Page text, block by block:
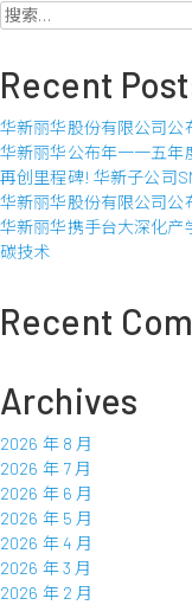
导
航
搜
Recent
华新丽华股份有限公司公
华新丽华公布年一一五年
再创里程碑! 华新子公司
华新丽华股份有限公司公
华新丽华携手台大深化产
碳技术
Recent
Archives
2026 年 8 月
2026 年 7 月
2026 年 6 月
2026 年 5 月
2026 年 4 月
2026 年 3 月
2026 年 2 月